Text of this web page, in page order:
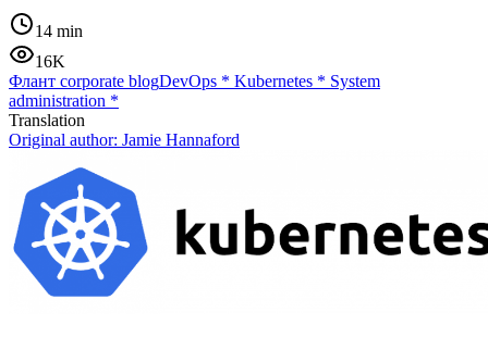
14 min
16K
Флант corporate blogDevOps * Kubernetes * System
administration *
Translation
Original author: Jamie Hannaford